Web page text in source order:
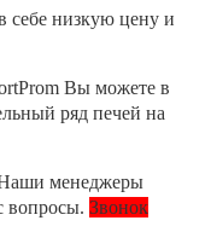
себе низкую цену и
Вы можете в
ряд печей на
менеджеры
вопросы. Звонок